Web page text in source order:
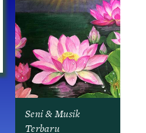
Seni & Musik
Terbaru